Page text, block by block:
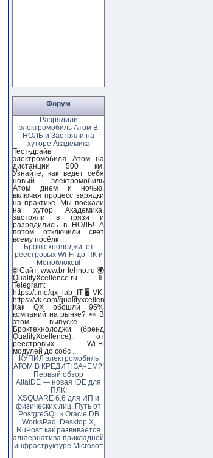
Форум
Разрядили
электромобиль Атом В
НОЛЬ и Застряли на
хуторе Академика
Тест-драйв
электромобиля Атом на
дистанции 500 км.
Узнайте, как ведет себя
новый электромобиль
Атом днем и ночью,
включая процесс зарядки
на практике. Мы поехали
на хутор Академика,
застряли в грязи и
разрядились в НОЛЬ! А
потом отключили свет
всему посёлк
Броктехнолоджи: от
реестровых Wi-Fi до ПК и
Моноблоков!
🌐 Сайт: www.br-tehno.ru 🌍
QualityXcellence.ru 📱
Telegram:
https://t.me/qx_lab_IT 🖥 VK:
https://vk.com/qualityxcellenc
Как QX обошли 95%
компаний на рынке? 👀 В
этом выпуске —
Броктехнолоджи (бренд
QualityXcellence): от
реестровых Wi-Fi
модулей до собс
КУПИЛ электромобиль
АТОМ В КРЕДИТ! ЗАЧЕМ?!
Первый обзор
AltaIDE — новая IDE для
ПЛК!
XSQUARE 6.6 для ИП и
физических лиц. Путь от
PostgreSQL к Oracle DB
WorksPad, Desktop X,
RuPost: как развивается
альтернатива прикладной
инфраструктуре Microsoft